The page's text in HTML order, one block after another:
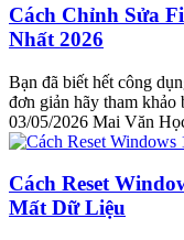
Cách Chỉnh Sửa
Nhất 2026
Bạn đã biết hết công
đơn giản hãy tham khảo
03/05/2026 Mai Văn
Cách Reset
Mất Dữ Liệu